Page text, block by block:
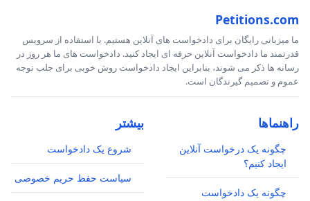
Petitions.com
ما میزبانی رایگان برای دادخواست های آنلاین هستیم. با استفاده از سرویس
قدرتمند ما دادخواست آنلاین حرفه ای ایجاد کنید. دادخواست های ما هر روز در
رسانه ها ذکر می شوند، بنابراین ایجاد دادخواست روش خوبی برای جلب توجه
عموم و تصمیم گیرندگان است.
راهنماها
چگونه یک درخواست آنلاین
ایجاد کنیم؟
چگونه یک دادخواست
بیشتر
شروع یک دادخواست
سیاست حفظ حریم خصوصی